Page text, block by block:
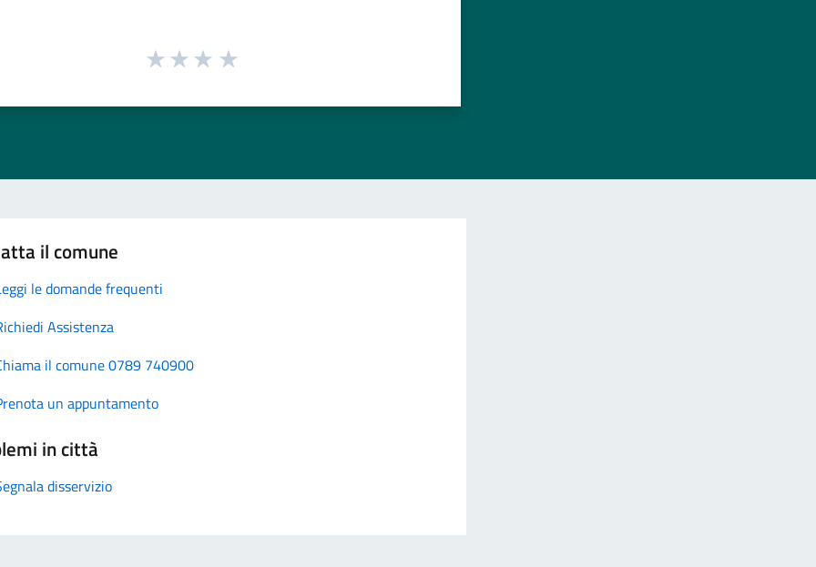
il comune
le domande frequenti
Assistenza
il comune 0789 740900
un appuntamento
in città
disservizio